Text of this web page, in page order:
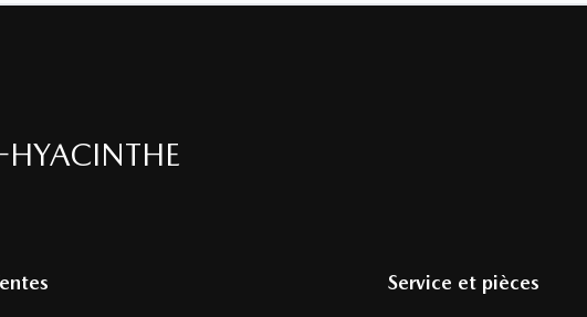
Service et pièces